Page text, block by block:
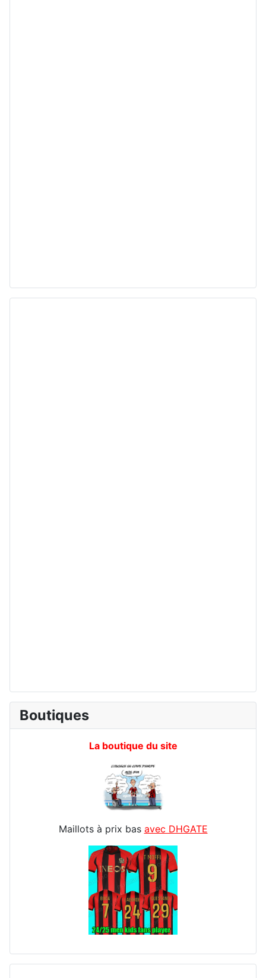
Boutiques
La boutique du site
Maillots à prix bas avec DHGATE